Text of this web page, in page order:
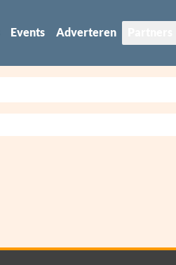
Events Adverteren